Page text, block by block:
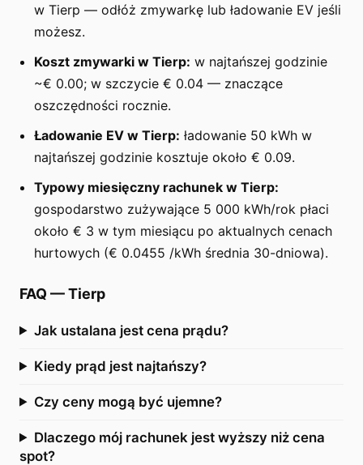
w Tierp — odłóż zmywarkę lub ładowanie EV jeśli
możesz.
Koszt zmywarki w Tierp: w najtańszej godzinie
~€ 0.00; w szczycie € 0.04 — znaczące
oszczędności rocznie.
Ładowanie EV w Tierp: ładowanie 50 kWh w
najtańszej godzinie kosztuje około € 0.09.
Typowy miesięczny rachunek w Tierp:
gospodarstwo zużywające 5 000 kWh/rok płaci
około € 3 w tym miesiącu po aktualnych cenach
hurtowych (€ 0.0455 /kWh średnia 30-dniowa).
FAQ —Tierp
Jak ustalana jest cena prądu?
Kiedy prąd jest najtańszy?
Czy ceny mogą być ujemne?
Dlaczego mój rachunek jest wyższy niż cena
spot?